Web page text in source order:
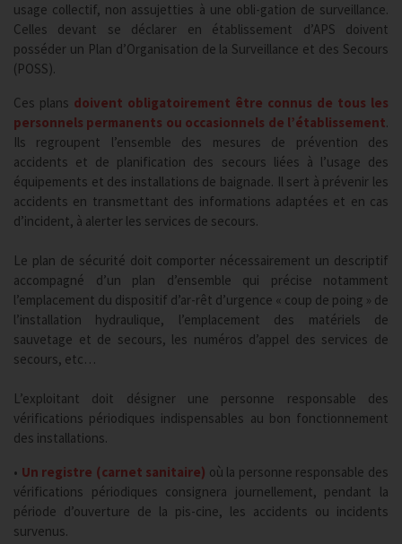
usage collectif, non assujetties à une obli-gation de surveillance.
Celles devant se déclarer en établissement d’APS doivent
posséder un Plan d’Organisation de la Surveillance et des Secours
(POSS).
Ces plans doivent obligatoirement être connus de tous les
personnels permanents ou occasionnels de l’établissement.
Ils regroupent l’ensemble des mesures de prévention des
accidents et de planification des secours liées à l’usage des
équipements et des installations de baignade. Il sert à prévenir les
accidents en transmettant des informations adaptées et en cas
d’incident, à alerter les services de secours.
Le plan de sécurité doit comporter nécessairement un descriptif
accompagné d’un plan d’ensemble qui précise notamment
l’emplacement du dispositif d’ar-rêt d’urgence « coup de poing » de
l’installation hydraulique, l’emplacement des matériels de
sauvetage et de secours, les numéros d’appel des services de
secours, etc…
L’exploitant doit désigner une personne responsable des
vérifications périodiques indispensables au bon fonctionnement
des installations.
• Un registre (carnet sanitaire) où la personne responsable des
vérifications périodiques consignera journellement, pendant la
période d’ouverture de la pis-cine, les accidents ou incidents
survenus.